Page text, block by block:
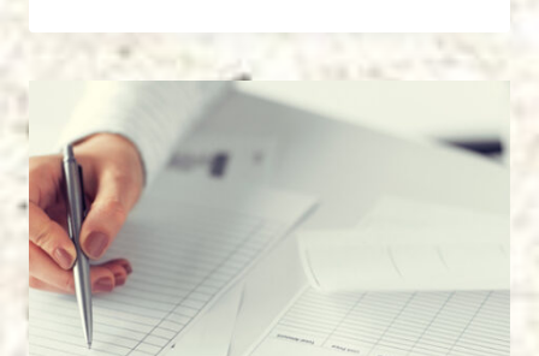
ВІДПУСТОК
ОСНОВНІ
ЛАЙФХАКИ»